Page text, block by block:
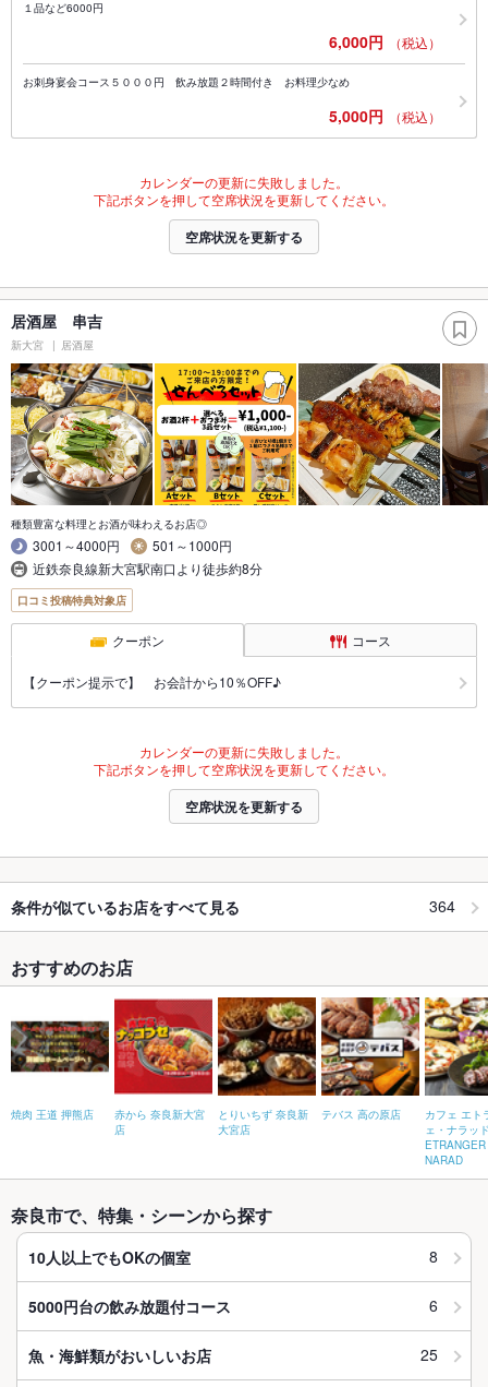
１品など6000円
6,000円 （税込）
お刺身宴会コース５０００円 飲み放題２時間付き お料理少なめ
5,000円 （税込）
カレンダーの更新に失敗しました。
下記ボタンを押して空席状況を更新してください。
空席状況を更新する
居酒屋 串吉
新大宮 居酒屋
種類豊富な料理とお酒が味わえるお店◎
3001～4000円
501～1000円
近鉄奈良線新大宮駅南口より徒歩約8分
口コミ投稿特典対象店
クーポン コース
【クーポン提示で】 お会計から10％OFF♪
カレンダーの更新に失敗しました。
下記ボタンを押して空席状況を更新してください。
空席状況を更新する
条件が似ているお店をすべて見る 364
おすすめのお店
焼肉 王道 押熊店
赤から 奈良新大宮
店
とりいちず 奈良新
大宮店
テバス 高の原店
カフェ エト
ェ・ナラッ
ETRANGER
NARAD
奈良市で、特集・シーンから探す
10人以上でもOKの個室 8
5000円台の飲み放題付コース 6
魚・海鮮類がおいしいお店 25